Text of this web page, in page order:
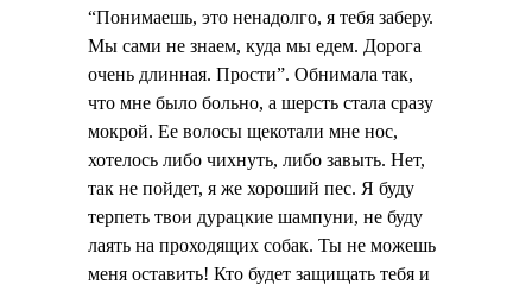
“Понимаешь, это ненадолго, я тебя заберу.
Мы сами не знаем, куда мы едем. Дорога
очень длинная. Прости”. Обнимала так,
что мне было больно, а шерсть стала сразу
мокрой. Ее волосы щекотали мне нос,
хотелось либо чихнуть, либо завыть. Нет,
так не пойдет, я же хороший пес. Я буду
терпеть твои дурацкие шампуни, не буду
лаять на проходящих собак. Ты не можешь
меня оставить! Кто будет защищать тебя и